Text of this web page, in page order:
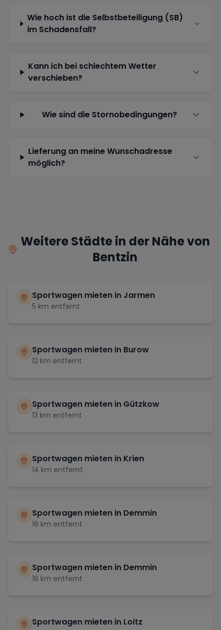
Wie hoch ist die Selbstbeteiligung (SB)
im Schadensfall?
Kann ich bei schlechtem Wetter
verschieben?
Wie sind die Stornobedingungen?
Lieferung an meine Wunschadresse
möglich?
Weitere Städte in der Nähe von
Bentzin
Sportwagen mieten in Jarmen
5 km entfernt
Sportwagen mieten in Burow
12 km entfernt
Sportwagen mieten in Gützkow
13 km entfernt
Sportwagen mieten in Krien
14 km entfernt
Sportwagen mieten in Demmin
16 km entfernt
Sportwagen mieten in Demmin
16 km entfernt
Sportwagen mieten in Loitz